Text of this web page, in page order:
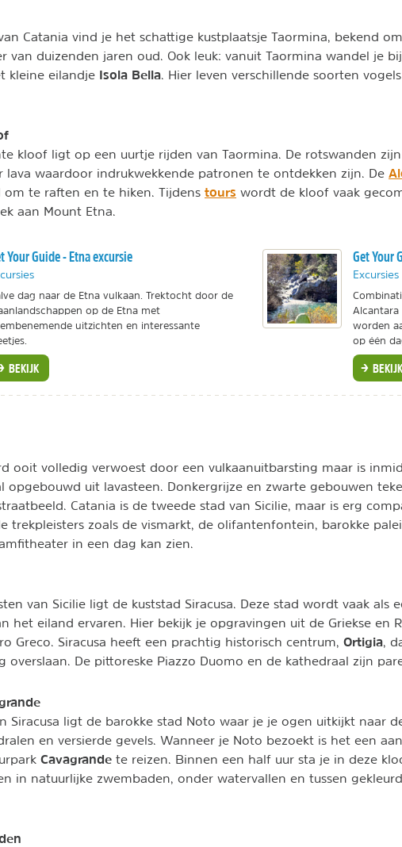
Catania vind je het schattige kustplaatsje Taormina, bekend
van duizenden jaren oud. Ook leuk: vanuit Taormina wandel je
kleine eilandje Isola Bella . Hier leven verschillende soorten
kloof ligt op een uurtje rijden van Taormina. De rotswanden zijn
lava waardoor indrukwekkende patronen te ontdekken zijn. De
om te raften en te hiken. Tijdens tours wordt de kloof vaak
aan Mount Etna.
Your Guide - Etna excursie
dag naar de Etna vulkaan. Trektocht door de
op de Etna met
uitzichten en interessante
BEKIJK
Get Your
Excursies
Alcantara
worden
op één
BEKIJK
ooit volledig verwoest door een vulkaanuitbarsting maar is
opgebouwd uit lavasteen. Donkergrijze en zwarte gebouwen
Catania is de tweede stad van Sicilie, maar is erg
trekpleisters zoals de vismarkt, de olifantenfontein, barokke
in een dag kan zien.
van Sicilie ligt de kuststad Siracusa. Deze stad wordt vaak als
het eiland ervaren. Hier bekijk je opgravingen uit de Griekse en
Greco. Siracusa heeft een prachtig historisch centrum, Ortigia ,
overslaan. De pittoreske Piazzo Duomo en de kathedraal zijn
Siracusa ligt de barokke stad Noto waar je je ogen uitkijkt naar
en versierde gevels. Wanneer je Noto bezoekt is het een
Cavagrande te reizen. Binnen een half uur sta je in deze
in natuurlijke zwembaden, onder watervallen en tussen